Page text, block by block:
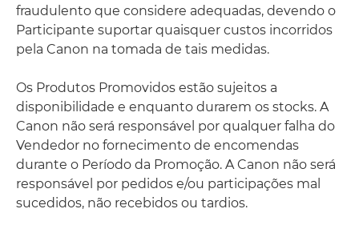
fraudulento que considere adequadas, devendo o
Participante suportar quaisquer custos incorridos
pela Canon na tomada de tais medidas.
Os Produtos Promovidos estão sujeitos a
disponibilidade e enquanto durarem os stocks. A
Canon não será responsável por qualquer falha do
Vendedor no fornecimento de encomendas
durante o Período da Promoção. A Canon não será
responsável por pedidos e/ou participações mal
sucedidos, não recebidos ou tardios.